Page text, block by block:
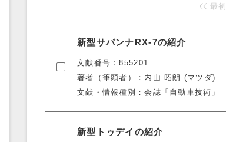
最初
新型サバンナRX-7の紹介
文献番号
855201
著者（筆頭者）
内山 昭朗 (マツダ)
文献・情報種別
会誌「自動車技術」
新型トゥデイの紹介